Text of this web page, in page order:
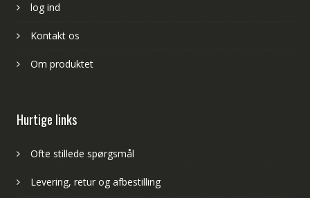
log ind
Kontakt os
Om produktet
Hurtige links
Ofte stillede spørgsmål
Levering, retur og afbestilling